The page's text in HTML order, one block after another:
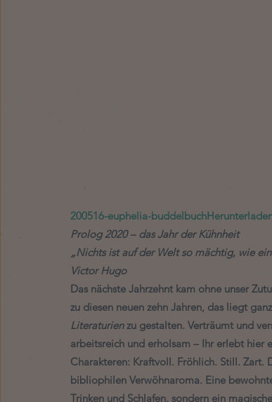
200516-euphelia-buddelbuch
Prolog 2020 – das Jahr der Kühnheit
„Nichts ist auf der Welt so mächtig, wie
Victor Hugo
Das nächste Jahrzehnt kam ohne unser
zu diesen neuen zehn Jahren, das liegt
Literaturien zu gestalten. Verträumt und
arbeitsreich und erholsam – Ihr erlebt hier
Charakteren: Kraftvoll. Fröhlich. Still.
bibliophilen Verwöhnaroma. Eine
Trinken und Schlafen, sondern ein